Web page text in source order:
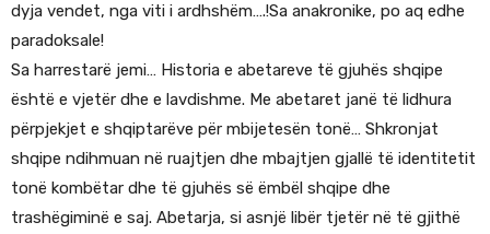
dyja vendet, nga viti i ardhshëm….!Sa anakronike, po aq edhe
paradoksale!
Sa harrestarë jemi… Historia e abetareve të gjuhës shqipe
është e vjetër dhe e lavdishme. Me abetaret janë të lidhura
përpjekjet e shqiptarëve për mbijetesën tonë… Shkronjat
shqipe ndihmuan në ruajtjen dhe mbajtjen gjallë të identitetit
tonë kombëtar dhe të gjuhës së ëmbël shqipe dhe
trashëgiminë e saj. Abetarja, si asnjë libër tjetër në të gjithë